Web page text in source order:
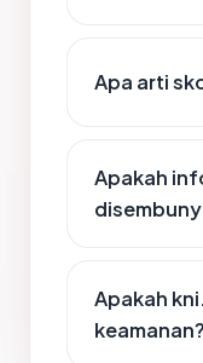
Apa arti
Apakah
Apakah
keamanan?